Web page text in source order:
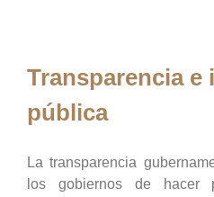
Transparencia e
pública
La transparencia
los gobiernos de hacer